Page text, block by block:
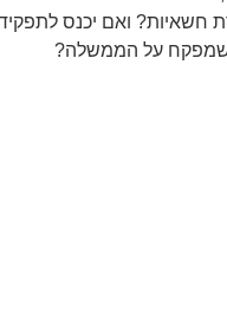
ואם יכנס לתפקיד,
שמפקח על הממשלה?